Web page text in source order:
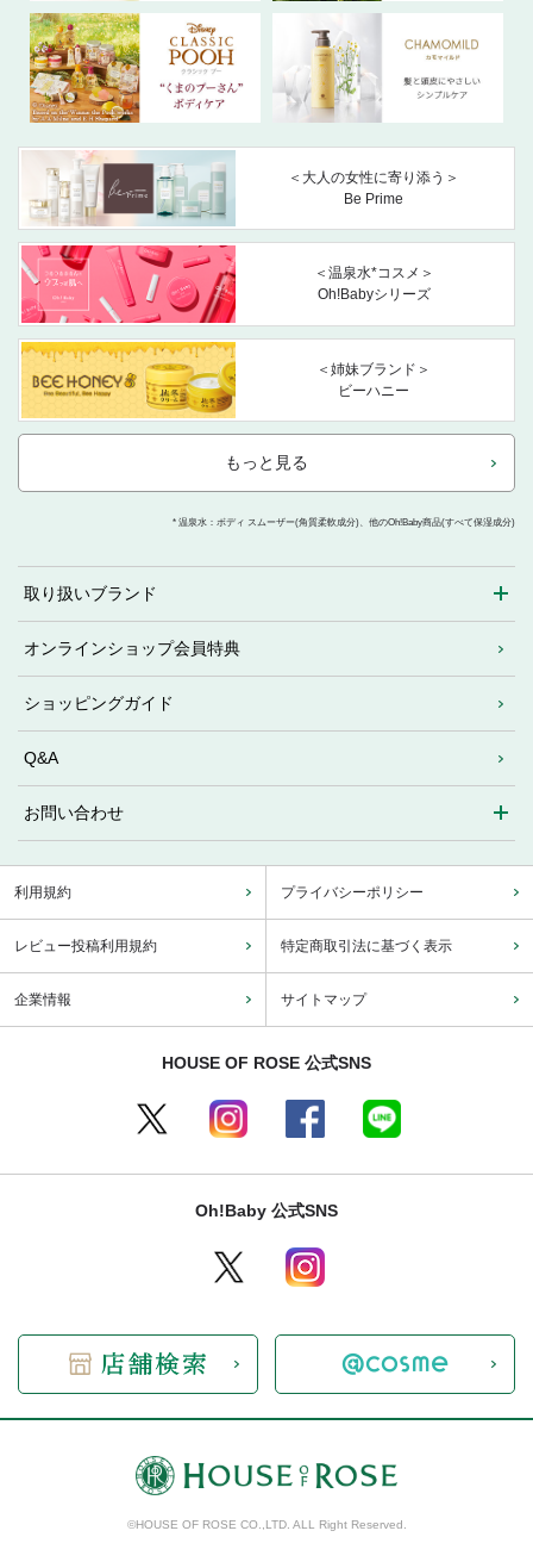
＜大人の女性に寄り添う＞
Be Prime
＜温泉水*コスメ＞
Oh!Babyシリーズ
＜姉妹ブランド＞
ビーハニー
もっと見る
* 温泉水：ボディ スムーザー(角質柔軟成分)、他のOh!Baby商品(すべて保湿成分)
取り扱いブランド
オンラインショップ会員特典
ショッピングガイド
Q&A
お問い合わせ
利用規約 プライバシーポリシー
レビュー投稿利用規約 特定商取引法に基づく表示
企業情報 サイトマップ
HOUSE OF ROSE 公式SNS
Oh!Baby 公式SNS
©HOUSE OF ROSE CO.,LTD. ALL Right Reserved.